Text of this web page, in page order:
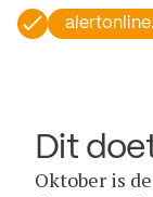
Dit
Oktober is